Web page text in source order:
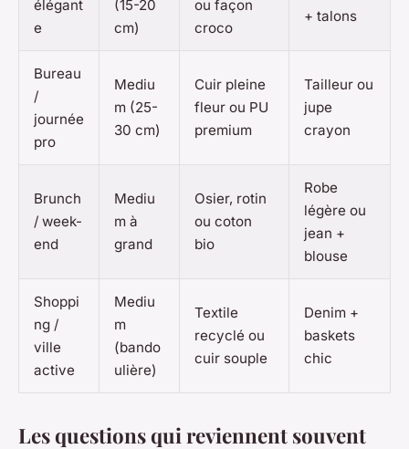
élégant
e
(15-20
cm)
ou façon
croco
+ talons
Bureau
/
journée
pro
Mediu
m (25-
30 cm)
Cuir pleine
fleur ou PU
premium
Tailleur ou
jupe
crayon
Brunch
/ week-
end
Mediu
m à
grand
Osier, rotin
ou coton
bio
Robe
légère ou
jean +
blouse
Shoppi
ng /
ville
active
Mediu
m
(bando
ulière)
Textile
recyclé ou
cuir souple
Denim +
baskets
chic
Les questions qui reviennent souvent